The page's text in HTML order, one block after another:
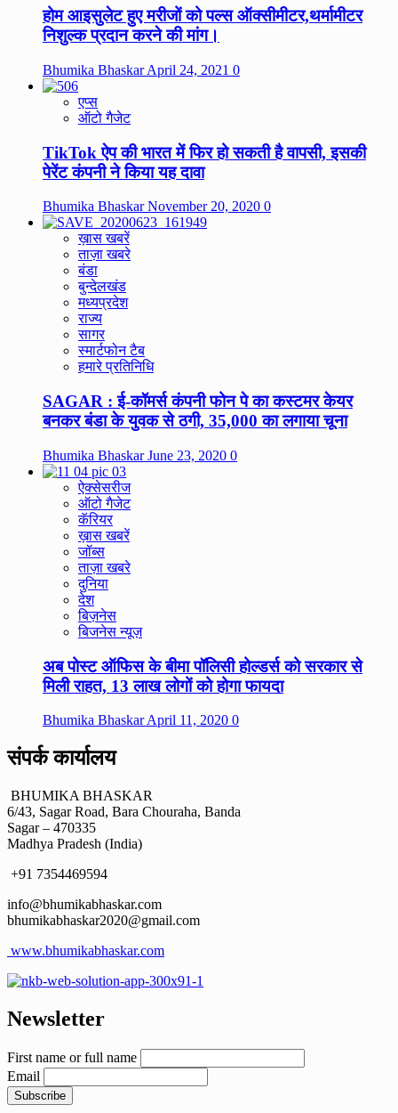
होम आइसुलेट हुए मरीजों को पल्स ऑक्सीमीटर,थर्मामीटर
निशुल्क प्रदान करने की मांग।
Bhumika BhaskarApril 24, 2021 0
एप्स
ऑटो गैजेट
TikTok ऐप की भारत में फिर हो सकती है वापसी, इसकी
पेरेंट कंपनी ने किया यह दावा
Bhumika BhaskarNovember 20, 2020 0
ख़ास खबरें
ताज़ा खबरे
बंडा
बुन्देलखंड
मध्यप्रदेश
राज्य
सागर
स्मार्टफोन टैब
हमारे प्रतिनिधि
SAGAR : ई-कॉमर्स कंपनी फोन पे का कस्टमर केयर
बनकर बंडा के युवक से ठगी, 35,000 का लगाया चूना
Bhumika BhaskarJune 23, 2020 0
ऐक्सेसरीज
ऑटो गैजेट
कॅरियर
ख़ास खबरें
जॉब्स
ताज़ा खबरे
दुनिया
देश
बिज़नेस
बिजनेस न्यूज़
अब पोस्ट ऑफिस के बीमा पॉलिसी होल्डर्स को सरकार से
मिली राहत, 13 लाख लोगों को होगा फायदा
Bhumika BhaskarApril 11, 2020 0
संपर्क कार्यालय
BHUMIKA BHASKAR
6/43, Sagar Road, Bara Chouraha, Banda
Sagar – 470335
Madhya Pradesh (India)
+91 7354469594
info@bhumikabhaskar.com
bhumikabhaskar2020@gmail.com
www.bhumikabhaskar.com
Newsletter
First name or full name
Email